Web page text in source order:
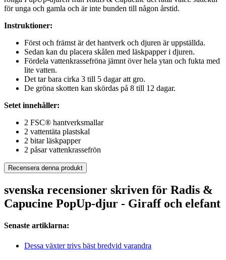
för unga och gamla och är inte bunden till någon årstid.
Instruktioner:
Först och främst är det hantverk och djuren är uppställda.
Sedan kan du placera skålen med läskpapper i djuren.
Fördela vattenkrassefröna jämnt över hela ytan och fukta med
lite vatten.
Det tar bara cirka 3 till 5 dagar att gro.
De gröna skotten kan skördas på 8 till 12 dagar.
Setet innehåller:
2 FSC® hantverksmallar
2 vattentäta plastskal
2 bitar läskpapper
2 påsar vattenkrassefrön
Recensera denna produkt
svenska recensioner skriven för Radis &
Capucine PopUp-djur - Giraff och elefant
Senaste artiklarna:
Dessa växter trivs bäst bredvid varandra